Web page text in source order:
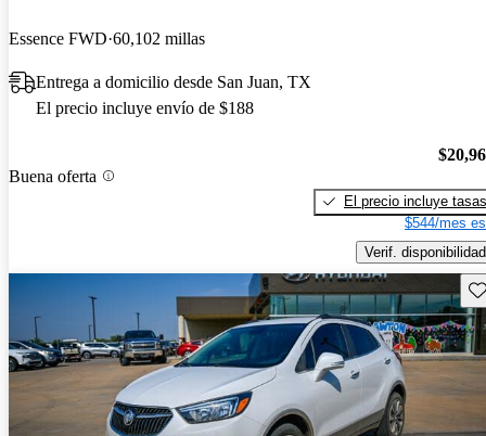
Essence FWD 60,102 millas
Entrega a domicilio desde San Juan, TX
El precio incluye envío de $188
Buena oferta
El precio incluye tasas
$544/mes
Verif. disponibilidad